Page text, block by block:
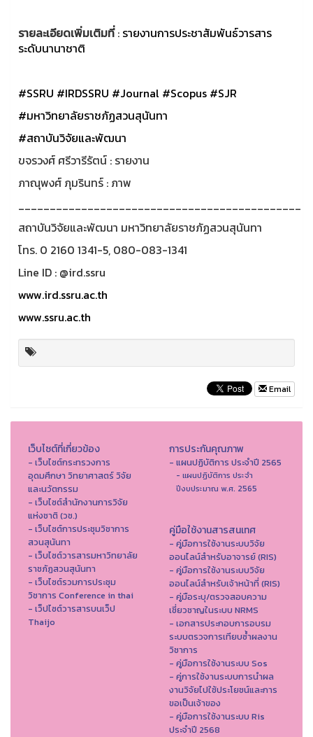
รายละเอียดเพิ่มเติมที่: รายงานการประชาสัมพันธ์วารสาร
ระดับนานาชาติ
#SSRU #IRDSSRU #Journal #Scopus #SJR
#มหาวิทยาลัยราชภัฏสวนสุนันทา
#สถาบันวิจัยและพัฒนา
ขจรวงศ์ ศรีวารีรัตน์ : รายงาน
ภาณุพงศ์ ภุมรินทร์ : ภาพ
_____________________________________________
สถาบันวิจัยและพัฒนา มหาวิทยาลัยราชภัฏสวนสุนันทา
โทร. 0 2160 1341-5, 080-083-1341
Line ID : @ird.ssru
www.ird.ssru.ac.th
www.ssru.ac.th
Email
เว็บไซต์ที่เกี่ยวข้อง
- เว็บไซต์กระทรวงการ
อุดมศึกษา วิทยาศาสตร์ วิจัย
และนวัตกรรม
- เว็บไซต์สำนักงานการวิจัย
แห่งชาติ (วช.)
- เว็บไซต์การประชุมวิชาการ
สวนสุนันทา
- เว็บไซต์วารสารมหาวิทยาลัย
ราชภัฏสวนสุนันทา
- เว็บไซต์รวมการประชุม
วิชาการ Conference in thai
- เว็ปไซต์วารสารบนเว็ป
Thaijo
การประกันคุณภาพ
- แผนปฏิบัติการ ประจำปี 2565
- แผนปฏิบัติการ ประจำ
ปีงบประมาณ พ.ศ. 2565
คู่มือใช้งานสารสนเทศ
- คู่มือการใช้งานระบบวิจัย
ออนไลน์สำหรับอาจารย์ (RIS)
- คู่มือการใช้งานระบบวิจัย
ออนไลน์สำหรับเจ้าหน้าที่ (RIS)
- คู่มือระบุ/ตรวจสอบความ
เชี่ยวชาญในระบบ NRMS
- เอกสารประกอบการอบรม
ระบบตรวจการเทียบซ้ำผลงาน
วิชาการ
- คู่มือการใช้งานระบบ Sos
- คู่การใช้งานระบบการนำผล
งานวิจัยไปใช้ประโยชน์และการ
ขอเป็นเจ้าของ
- คู่มือการใช้งานระบบ Ris
ประจำปี 2568